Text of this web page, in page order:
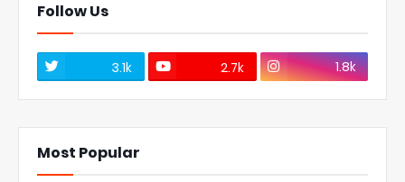
Follow Us
3.1k 2.7k 1.8k
Most Popular